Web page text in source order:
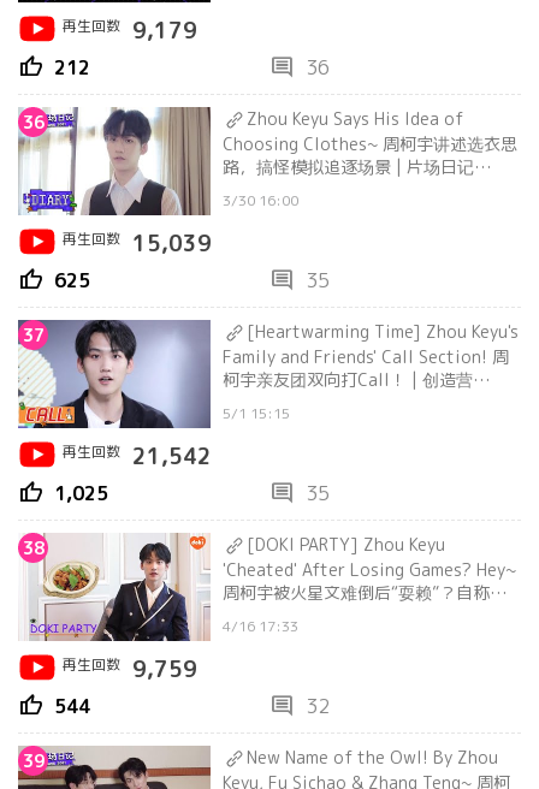
再生回数
9,179
thumb_up 212 comment 36
36
Zhou Keyu Says His Idea of
Choosing Clothes~ 周柯宇讲述选衣思
路，搞怪模拟追逐场景 | 片场日记
3/30 16:00
再生回数
15,039
thumb_up 625 comment 35
37
[Heartwarming Time] Zhou Keyu's
Family and Friends' Call Section! 周
柯宇亲友团双向打Call！ | 创造营
5/1 15:15
再生回数
21,542
thumb_up 1,025 comment 35
38
[DOKI PARTY] Zhou Keyu
'Cheated' After Losing Games? Hey~
周柯宇被火星文难倒后“耍赖”？自称越
4/16 17:33
再生回数
9,759
thumb_up 544 comment 32
39
New Name of the Owl! By Zhou
Keyu, Fu Sichao & Zhang Teng~ 周柯